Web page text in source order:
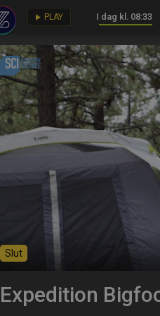
play_arrow PLAY I dag kl. 08:33
Slut
Expedition